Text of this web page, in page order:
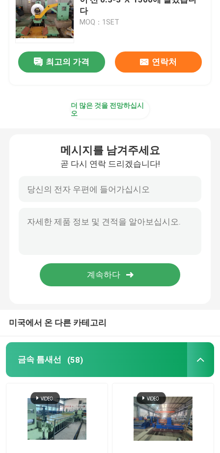
길이 라인 기에 줄여집니다
금속은 길이 기계에 잘렸습니다
가역식 냉간 압연기
다
MOQ：1SET
최고의 가격 연락처
더 많은 것을 전망하십시
오
메시지를 남겨주세요
곧 다시 연락 드리겠습니다!
미국에서 온 다른 카테고리
금속 틈새선 (58)